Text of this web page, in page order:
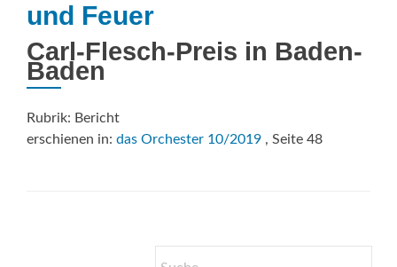
und Feuer
Carl-Flesch-Preis in Baden-
Baden
Rubrik: Bericht
erschienen in: das Orchester 10/2019 , Seite 48